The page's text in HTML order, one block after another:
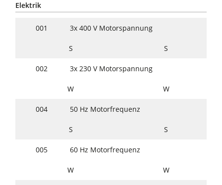
Elektrik
001 3x 400 V Motorspannung
S S
002 3x 230 V Motorspannung
W W
004 50 Hz Motorfrequenz
S S
005 60 Hz Motorfrequenz
W W